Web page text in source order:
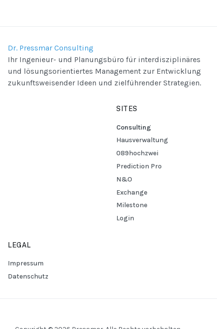
Dr. Pressmar Consulting
Ihr Ingenieur- und Planungsbüro für interdisziplinäres
und lösungsorientiertes Management zur Entwicklung
zukunftsweisender Ideen und zielführender Strategien.
SITES
Consulting
Hausverwaltung
089hochzwei
Prediction Pro
N&O
Exchange
Milestone
Login
LEGAL
Impressum
Datenschutz